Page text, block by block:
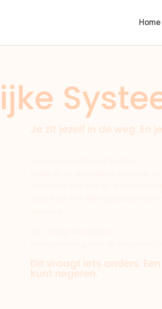
Home
Je zit jezelf in de weg. En
Dit vraagt iets anders.
kunt negeren.